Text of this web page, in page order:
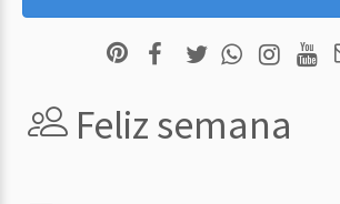
Feliz semana